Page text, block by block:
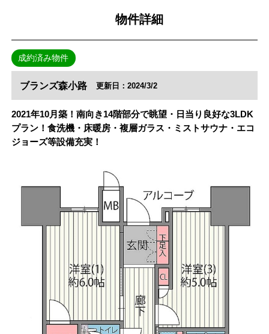
物件詳細
成約済み物件
ブランズ森小路 更新日：2024/3/2
2021年10月築！南向き14階部分で眺望・日当り良好な3LDK
プラン！食洗機・床暖房・複層ガラス・ミストサウナ・エコ
ジョーズ等設備充実！